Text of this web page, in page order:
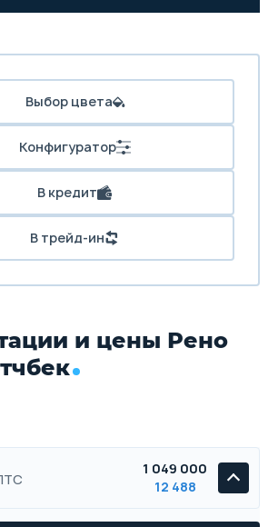
Выбор цвета
Конфигуратор
В кредит
В трейд-ин
и цены Рено
1 049 000
12 488